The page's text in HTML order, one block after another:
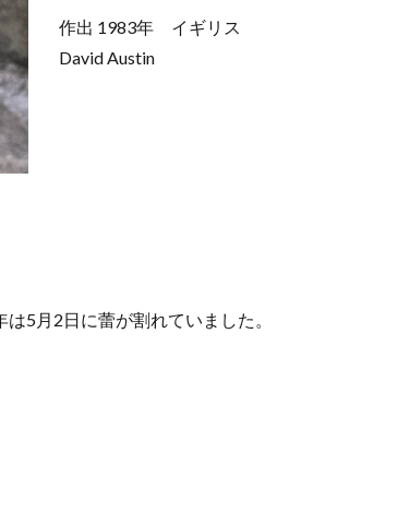
作出 1983年 イギリス
David Austin
は5月2日に蕾が割れていました。